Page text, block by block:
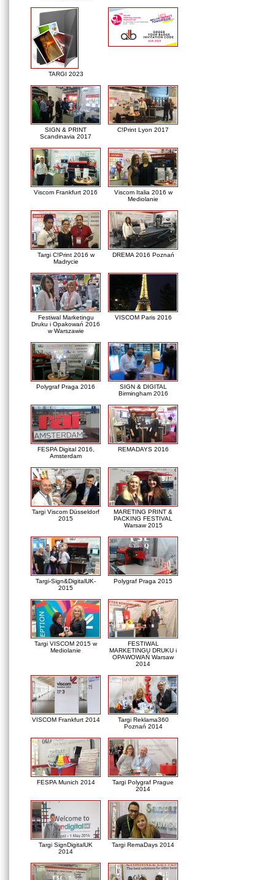
TARGI 2023
SIGN & PRINT
Scandinavia 2017
C!Print Lyon 2017
Viscom Frankfurt 2016
Viscom Italia 2016 w
Mediolanie
Targi C!Print 2016 w
Madrycie
DREMA 2016 Poznań
Festiwal Marketingu
Druku i Opakowań 2016
w Warszawie
VISCOM Paris 2016
Polygraf Praga 2016
SIGN & DIGITAL
Birmingham 2016
FESPA Digital 2016,
Amsterdam
REMADAYS 2016
Targi Viscom Düsseldorf
2015
MARETING PRINT &
PACKING FESTIVAL
Warsaw 2015
Targi-Sign&DigitalUK-
2015
Polygraf Praga 2015
Targi VISCOM 2015 w
Mediolanie
FESTIWAL
MARKETINGU DRUKU i
OPAWOWAŃ Warsaw
2014
VISCOM Frankfurt 2014
Targi Reklama360
Poznań 2014
FESPA Munich 2014
Targi Polygraf Prague
2014
Targi SignDigitalUK
2014
Targi RemaDays 2014